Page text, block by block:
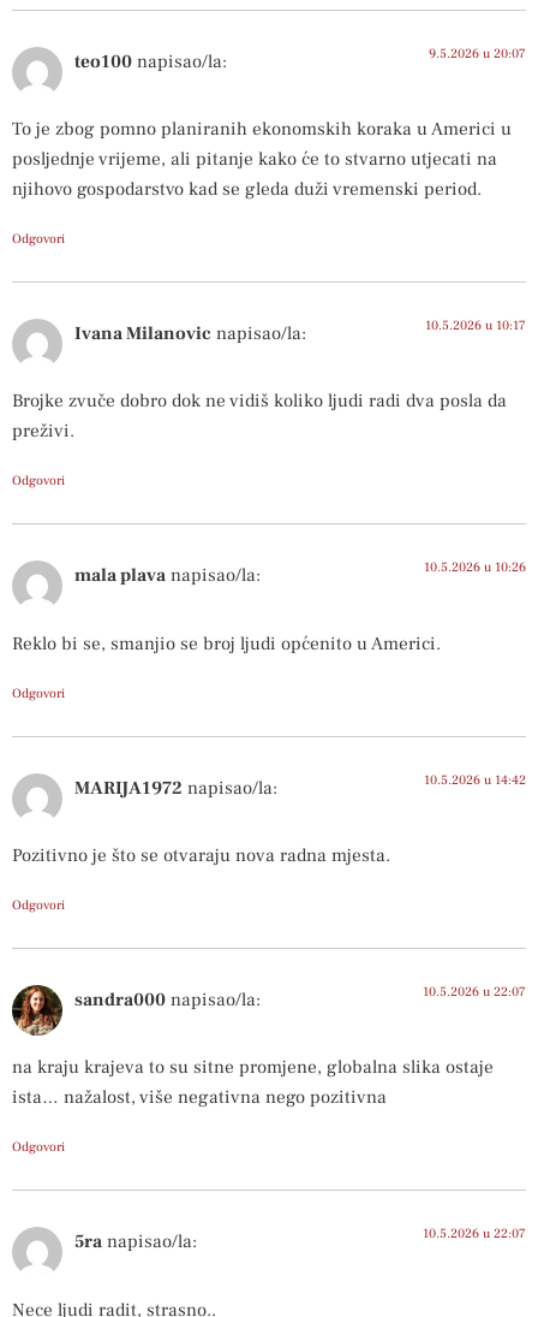
teo100 napisao/la: 9.5.2026 u 20:07
To je zbog pomno planiranih ekonomskih koraka u Americi u
posljednje vrijeme, ali pitanje kako će to stvarno utjecati na
njihovo gospodarstvo kad se gleda duži vremenski period.
Odgovori
Ivana Milanovic napisao/la: 10.5.2026 u 10:17
Brojke zvuče dobro dok ne vidiš koliko ljudi radi dva posla da
preživi.
Odgovori
mala plava napisao/la: 10.5.2026 u 10:26
Reklo bi se, smanjio se broj ljudi općenito u Americi.
Odgovori
MARIJA1972 napisao/la: 10.5.2026 u 14:42
Pozitivno je što se otvaraju nova radna mjesta.
Odgovori
sandra000 napisao/la: 10.5.2026 u 22:07
na kraju krajeva to su sitne promjene, globalna slika ostaje
ista… nažalost, više negativna nego pozitivna
Odgovori
5ra napisao/la: 10.5.2026 u 22:07
Nece ljudi radit, strasno..